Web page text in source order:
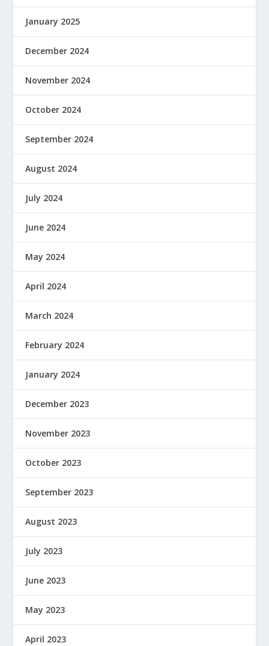
January 2025
December 2024
November 2024
October 2024
September 2024
August 2024
July 2024
June 2024
May 2024
April 2024
March 2024
February 2024
January 2024
December 2023
November 2023
October 2023
September 2023
August 2023
July 2023
June 2023
May 2023
April 2023